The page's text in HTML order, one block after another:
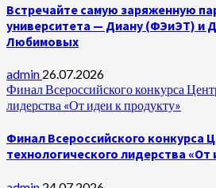
Встречайте самую заряженную
университета — Диану (ФЭиЭТ)
Любимовых
admin 26.07.2026
Финал Всероссийского конкурса
лидерства «От идеи к продукту»
Финал Всероссийского конкурса
технологического лидерства «От